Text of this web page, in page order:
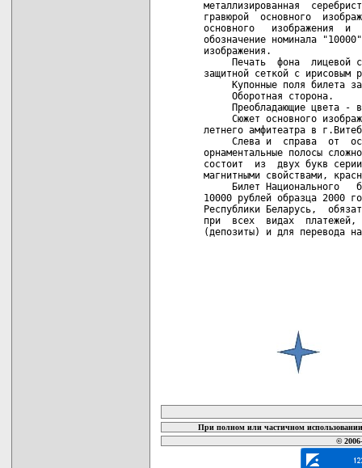
металлизированная
гравюрой  основного
основного   изображения  и
обозначение номинала
изображения.
Печать  фона  лицевой
защитной сеткой с ирисовым
Купонные поля билета
     Оборотная сторона.
Преобладающие цвета -
Сюжет основного
летнего амфитеатра в
Слева и  справа  от
орнаментальные полосы
состоит  из  двух букв
магнитными свойствами,
Билет Национального
10000 рублей образца 2000
Республики Беларусь,
при  всех  видах
(депозиты) и для перевода
При полном или частичном
©